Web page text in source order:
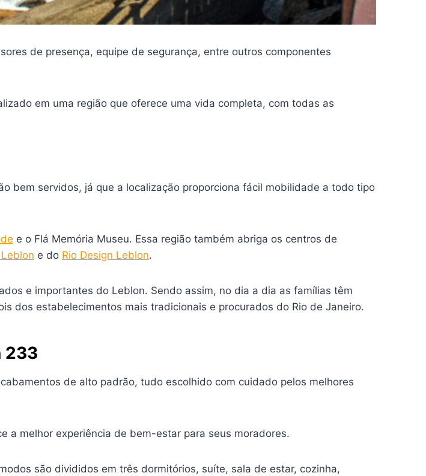
de presença, equipe de segurança, entre outros componentes
em uma região que oferece uma vida completa, com todas as
bem servidos, já que a localização proporciona fácil mobilidade a todo tipo
e o Flá Memória Museu. Essa região também abriga os centros de
e do Rio Design Leblon.
e importantes do Leblon. Sendo assim, no dia a dia as famílias têm
dos estabelecimentos mais tradicionais e procurados do Rio de Janeiro.
233
de alto padrão, tudo escolhido com cuidado pelos melhores
a melhor experiência de bem-estar para seus moradores.
são divididos em três dormitórios, suíte, sala de estar, cozinha,